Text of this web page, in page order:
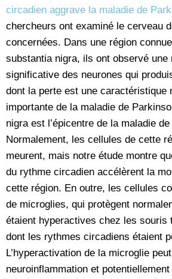
circadien aggrave la maladie de
chercheurs ont examiné le cerveau
concernées. Dans une région
substantia nigra, ils ont observé une
significative des neurones qui
dont la perte est une caractéristique
importante de la maladie de
nigra est l’épicentre de la maladie
Normalement, les cellules de cette
meurent, mais notre étude montre
du rythme circadien accélèrent la
cette région. En outre, les cellules
de microglies, qui protègent
étaient hyperactives chez les souris
dont les rythmes circadiens étaient
L’hyperactivation de la microglie
neuroinflammation et